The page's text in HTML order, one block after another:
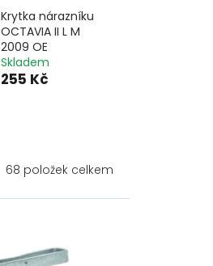
Krytka nárazníku
OCTAVIA II L M
2009 OE
Skladem
255 Kč
68 položek celkem